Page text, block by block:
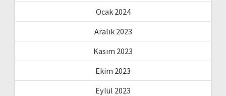
Ocak 2024
Aralık 2023
Kasım 2023
Ekim 2023
Eylül 2023